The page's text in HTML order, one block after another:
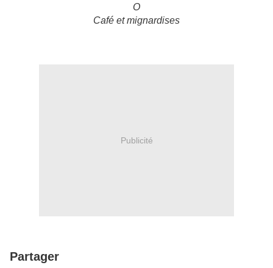
O
Café et mignardises
Publicité
Partager